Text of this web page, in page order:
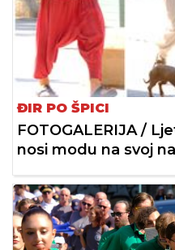
ĐIR PO ŠPICI
FOTOGALERIJA /
nosi modu na svoj